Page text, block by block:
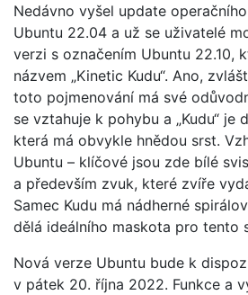
Nedávno vyšel update
Ubuntu 22.04 a už se uživatelé
verzi s označením Ubuntu 22.10,
názvem „Kinetic Kudu“. Ano,
toto pojmenování má své
se vztahuje k pohybu a „Kudu“ je
která má obvykle hnědou srst.
Ubuntu – klíčové jsou zde bílé
a především zvuk, které zvíře
Samec Kudu má nádherné
dělá ideálního maskota pro tento
Nová verze Ubuntu bude k
v pátek 20. října 2022. Funkce a